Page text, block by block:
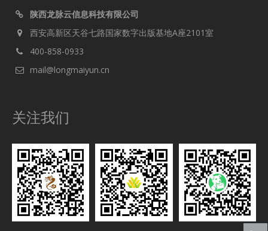
陕西龙脉云信息科技有限公司
西安高新区天谷七路国家数字出版基地A座2101室
400-858-0933
mail@longmaiyun.cn
关注我们